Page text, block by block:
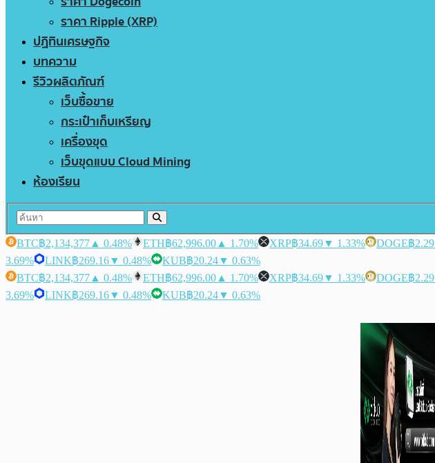
ราคา Ripple (XRP)
ปฏิทินเศรษฐกิจ
บทความ
รีวิวผลิตภัณฑ์
เว็บซื้อขาย
กระเป๋าเก็บเหรียญ
เครื่องขุด
เว็บขุดแบบ Cloud Mining
ห้องเรียน
BTC฿2,134,377 ▲ 0.48% ETH฿62,996.00 ▲ 1.70% XRP฿34.69▼ 1.33% DOGE฿2.29
3.69%
LINK฿269.16▼ 0.48% KUB฿20.24▼ 0.63%
BTC฿2,134,377 ▲ 0.48% ETH฿62,996.00 ▲ 1.70% XRP฿34.69▼ 1.33% DOGE฿2.29
3.69%
LINK฿269.16▼ 0.48% KUB฿20.24▼ 0.63%